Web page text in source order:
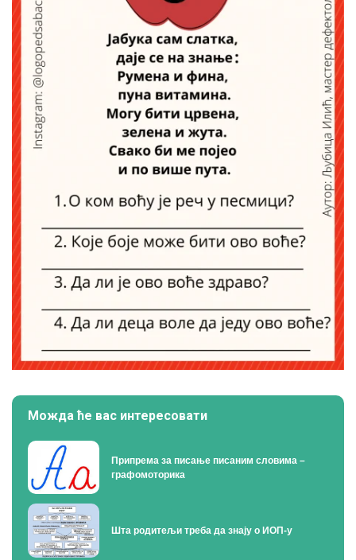
Можда ће вас интересовати
Припрема за писање писаним словима –
графомоторика
Шта родитељи треба да знају о ИОП-у